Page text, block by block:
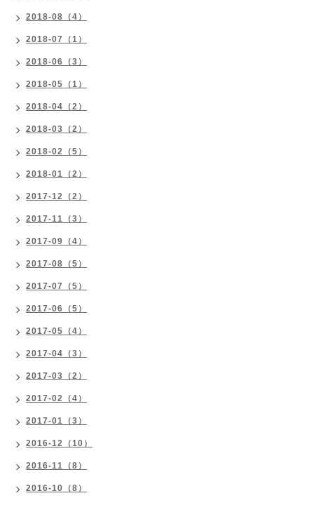
2018-08（4）
2018-07（1）
2018-06（3）
2018-05（1）
2018-04（2）
2018-03（2）
2018-02（5）
2018-01（2）
2017-12（2）
2017-11（3）
2017-09（4）
2017-08（5）
2017-07（5）
2017-06（5）
2017-05（4）
2017-04（3）
2017-03（2）
2017-02（4）
2017-01（3）
2016-12（10）
2016-11（8）
2016-10（8）